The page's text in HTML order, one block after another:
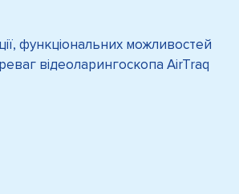
функціональних можливостей
відеоларингоскопа AirTraq